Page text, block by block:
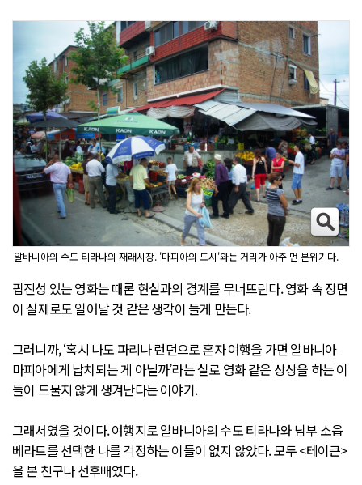
알바니아의 수도 티라나의 재래시장. '마피아의 도시'와는 거리가 아주 먼 분위기다.
핍진성 있는 영화는 때론 현실과의 경계를 무너뜨린다. 영화 속 장면
이 실제로도 일어날 것 같은 생각이 들게 만든다.
그러니까, ‘혹시 나도 파리나 런던으로 혼자 여행을 가면 알바니아
마피아에게 납치되는 게 아닐까’라는 실로 영화 같은 상상을 하는 이
들이 드물지 않게 생겨난다는 이야기.
그래서였을 것이다. 여행지로 알바니아의 수도 티라나와 남부 소읍
베라트를 선택한 나를 걱정하는 이들이 없지 않았다. 모두 <테이큰>
을 본 친구나 선후배였다.